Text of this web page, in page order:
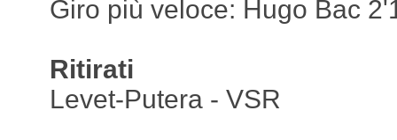
Giro più veloce: Hugo Bac
Ritirati
Levet-Putera - VSR